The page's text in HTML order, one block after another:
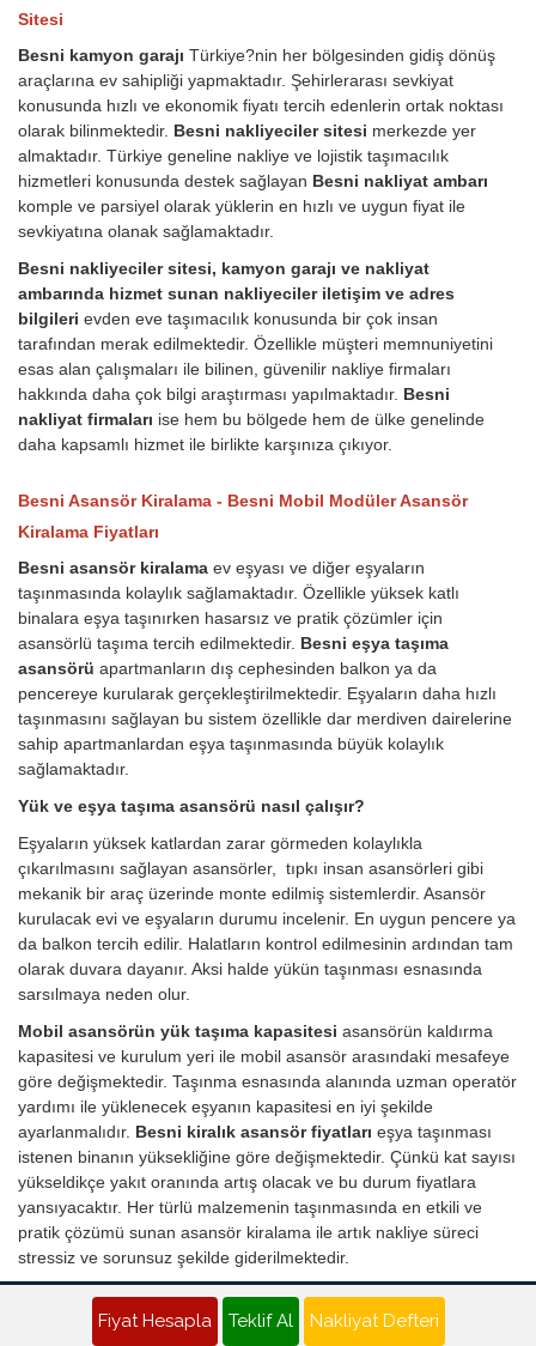
Sitesi
Besni kamyon garajı Türkiye?nin her bölgesinden gidiş dönüş
araçlarına ev sahipliği yapmaktadır. Şehirlerarası sevkiyat
konusunda hızlı ve ekonomik fiyatı tercih edenlerin ortak noktası
olarak bilinmektedir. Besni nakliyeciler sitesi merkezde yer
almaktadır. Türkiye geneline nakliye ve lojistik taşımacılık
hizmetleri konusunda destek sağlayan Besni nakliyat ambarı
komple ve parsiyel olarak yüklerin en hızlı ve uygun fiyat ile
sevkiyatına olanak sağlamaktadır.
Besni nakliyeciler sitesi, kamyon garajı ve nakliyat
ambarında hizmet sunan nakliyeciler iletişim ve adres
bilgileri evden eve taşımacılık konusunda bir çok insan
tarafından merak edilmektedir. Özellikle müşteri memnuniyetini
esas alan çalışmaları ile bilinen, güvenilir nakliye firmaları
hakkında daha çok bilgi araştırması yapılmaktadır. Besni
nakliyat firmaları ise hem bu bölgede hem de ülke genelinde
daha kapsamlı hizmet ile birlikte karşınıza çıkıyor.
Besni Asansör Kiralama - Besni Mobil Modüler Asansör
Kiralama Fiyatları
Besni asansör kiralama ev eşyası ve diğer eşyaların
taşınmasında kolaylık sağlamaktadır. Özellikle yüksek katlı
binalara eşya taşınırken hasarsız ve pratik çözümler için
asansörlü taşıma tercih edilmektedir. Besni eşya taşıma
asansörü apartmanların dış cephesinden balkon ya da
pencereye kurularak gerçekleştirilmektedir. Eşyaların daha hızlı
taşınmasını sağlayan bu sistem özellikle dar merdiven dairelerine
sahip apartmanlardan eşya taşınmasında büyük kolaylık
sağlamaktadır.
Yük ve eşya taşıma asansörü nasıl çalışır?
Eşyaların yüksek katlardan zarar görmeden kolaylıkla
çıkarılmasını sağlayan asansörler, tıpkı insan asansörleri gibi
mekanik bir araç üzerinde monte edilmiş sistemlerdir. Asansör
kurulacak evi ve eşyaların durumu incelenir. En uygun pencere ya
da balkon tercih edilir. Halatların kontrol edilmesinin ardından tam
olarak duvara dayanır. Aksi halde yükün taşınması esnasında
sarsılmaya neden olur.
Mobil asansörün yük taşıma kapasitesi asansörün kaldırma
kapasitesi ve kurulum yeri ile mobil asansör arasındaki mesafeye
göre değişmektedir. Taşınma esnasında alanında uzman operatör
yardımı ile yüklenecek eşyanın kapasitesi en iyi şekilde
ayarlanmalıdır. Besni kiralık asansör fiyatları eşya taşınması
istenen binanın yüksekliğine göre değişmektedir. Çünkü kat sayısı
yükseldikçe yakıt oranında artış olacak ve bu durum fiyatlara
yansıyacaktır. Her türlü malzemenin taşınmasında en etkili ve
pratik çözümü sunan asansör kiralama ile artık nakliye süreci
stressiz ve sorunsuz şekilde giderilmektedir.
Besni Nakliyat Teklifi - Evden Eve Nakliye Fiyatı Al
Fiyat Hesapla Teklif Al Nakliyat Defteri